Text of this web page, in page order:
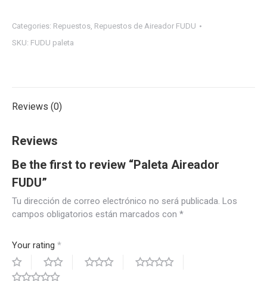
Categories: Repuestos, Repuestos de Aireador FUDU
SKU: FUDU paleta
Reviews (0)
Reviews
Be the first to review “Paleta Aireador
FUDU”
Tu dirección de correo electrónico no será publicada. Los
campos obligatorios están marcados con *
Your rating *